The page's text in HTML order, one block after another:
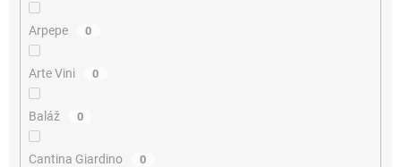
Arpepe 0
Arte Vini 0
Baláž 0
Cantina Giardino 0